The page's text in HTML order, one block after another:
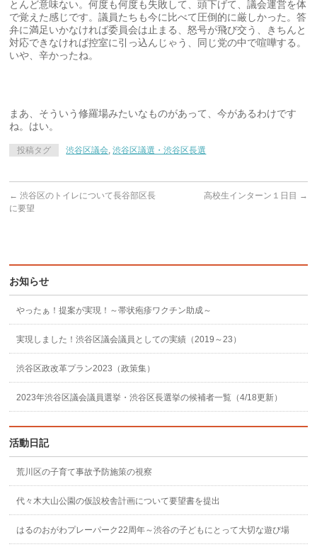
とんど意味ない。何度も何度も失敗して、頭下げて、議会運営を体
で覚えた感じです。議員たちも今に比べて圧倒的に厳しかった。答
弁に満足いかなければ委員会は止まる、怒号が飛び交う、きちんと
対応できなければ控室に引っ込んじゃう、同じ党の中で喧嘩する。
いや、辛かったね。
まあ、そういう修羅場みたいなものがあって、今があるわけです
ね。はい。
投稿タグ 渋谷区議会,渋谷区議選・渋谷区長選
← 渋谷区のトイレについて長谷部区長
に要望
高校生インターン１日目 →
お知らせ
やったぁ！提案が実現！～帯状疱疹ワクチン助成～
実現しました！渋谷区議会議員としての実績（2019～23）
渋谷区政改革プラン2023（政策集）
2023年渋谷区議会議員選挙・渋谷区長選挙の候補者一覧（4/18更新）
活動日記
荒川区の子育て事故予防施策の視察
代々木大山公園の仮設校舎計画について要望書を提出
はるのおがわプレーパーク22周年～渋谷の子どもにとって大切な遊び場